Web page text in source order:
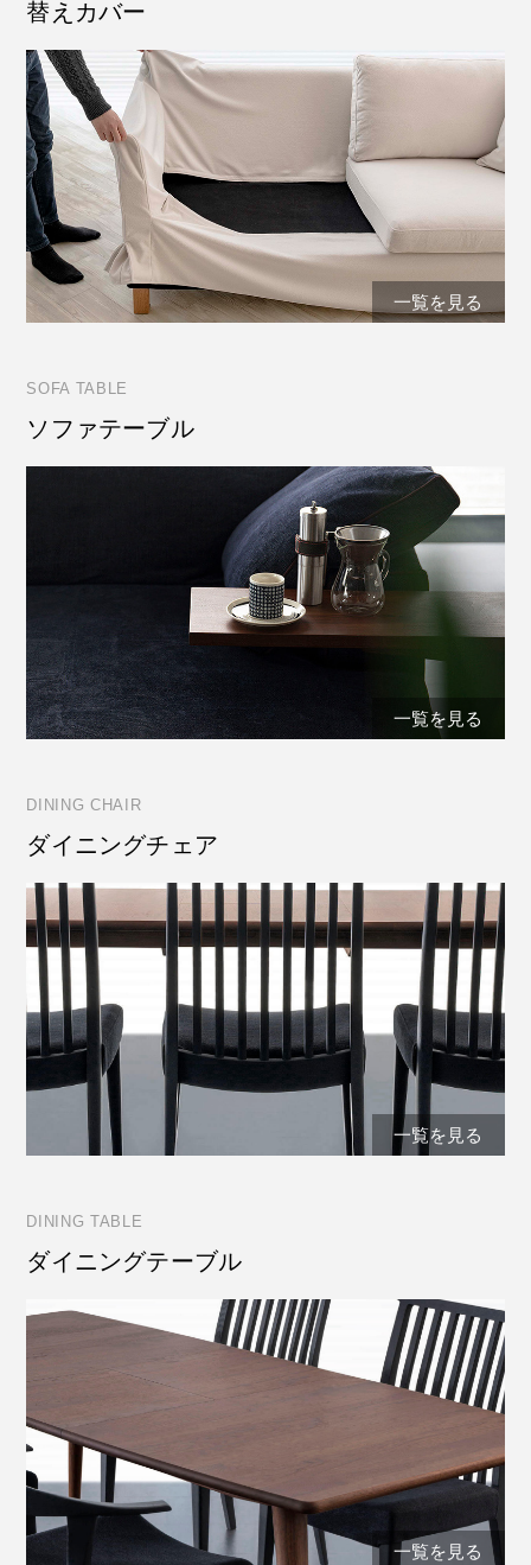
替えカバー
一覧を見る
SOFA TABLE
ソファテーブル
一覧を見る
DINING CHAIR
ダイニングチェア
一覧を見る
DINING TABLE
ダイニングテーブル
一覧を見る